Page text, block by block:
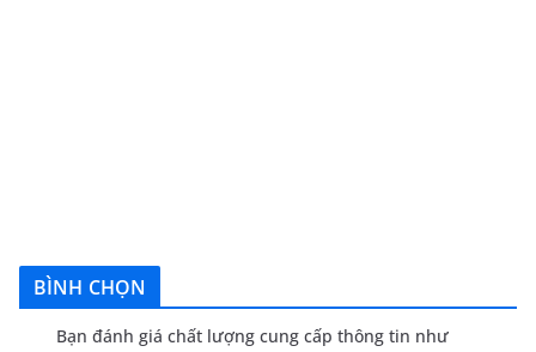
BÌNH CHỌN
Bạn đánh giá chất lượng cung cấp thông tin như